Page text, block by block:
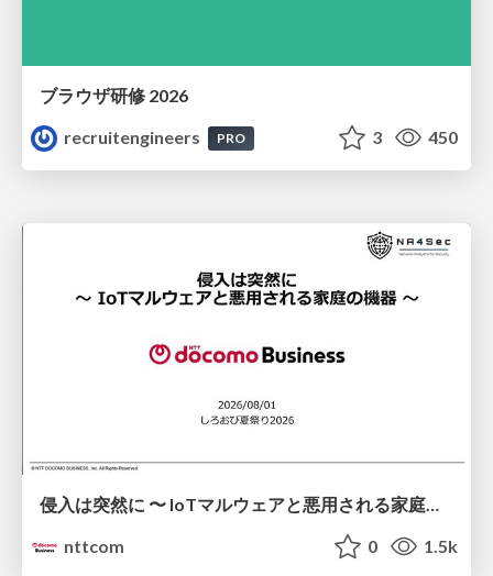
ブラウザ研修 2026
recruitengineers
PRO 3 450
侵入は突然に 〜 IoTマルウェアと悪用される家庭の機器 ～ / When Intrusion Strikes: IoT Malware and the Abuse of Home Devices
nttcom
0 1.5k